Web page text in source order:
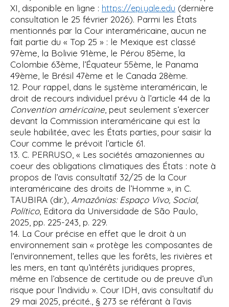
XI, disponible en ligne : https://epi.yale.edu (dernière
consultation le 25 février 2026). Parmi les États
mentionnés par la Cour interaméricaine, aucun ne
fait partie du « Top 25 » : le Mexique est classé
97ème, la Bolivie 91ème, le Pérou 85ème, la
Colombie 63ème, l’Équateur 55ème, le Panama
49ème, le Brésil 47ème et le Canada 28ème.
12. Pour rappel, dans le système interaméricain, le
droit de recours individuel prévu à l’article 44 de la
Convention américaine, peut seulement s’exercer
devant la Commission interaméricaine qui est la
seule habilitée, avec les États parties, pour saisir la
Cour comme le prévoit l’article 61.
13. C. PERRUSO, « Les sociétés amazoniennes au
coeur des obligations climatiques des États : note à
propos de l’avis consultatif 32/25 de la Cour
interaméricaine des droits de l’Homme », in C.
TAUBIRA (dir.), Amazônias: Espaço Vivo, Social,
Político, Editora da Universidade de São Paulo,
2025, pp. 225-243, p. 229.
14. La Cour précise en effet que le droit à un
environnement sain « protège les composantes de
l’environnement, telles que les forêts, les rivières et
les mers, en tant qu’intérêts juridiques propres,
même en l’absence de certitude ou de preuve d’un
risque pour l’individu ». Cour IDH, avis consultatif du
29 mai 2025, précité., § 273 se référant à l’avis